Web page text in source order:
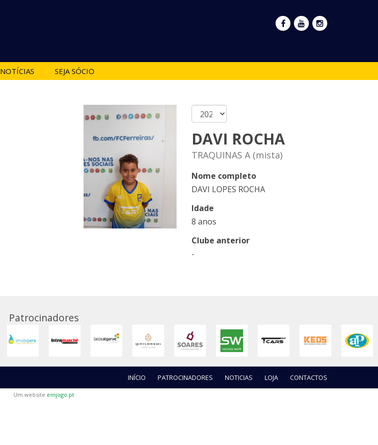
NOTÍCIAS SEJA SÓCIO
DAVI ROCHA
TRAQUINAS A (mista)
Nome completo
DAVI LOPES ROCHA
Idade
8 anos
Clube anterior
-
Patrocinadores
INÍCIO PATROCINADORES NOTICIAS LOJA CONTACTOS
Um website emjogo.pt